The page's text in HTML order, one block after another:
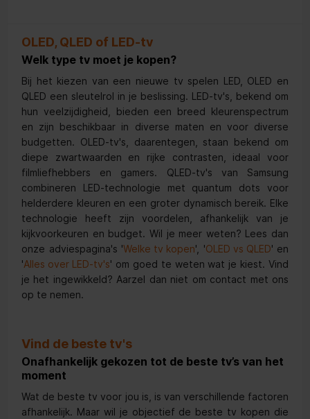
OLED, QLED of LED-tv
Welk type tv moet je kopen?
Bij het kiezen van een nieuwe tv spelen LED, OLED en
QLED een sleutelrol in je beslissing. LED-tv's, bekend om
hun veelzijdigheid, bieden een breed kleurenspectrum
en zijn beschikbaar in diverse maten en voor diverse
budgetten. OLED-tv's, daarentegen, staan bekend om
diepe zwartwaarden en rijke contrasten, ideaal voor
filmliefhebbers en gamers. QLED-tv's van Samsung
combineren LED-technologie met quantum dots voor
helderdere kleuren en een groter dynamisch bereik. Elke
technologie heeft zijn voordelen, afhankelijk van je
kijkvoorkeuren en budget. Wil je meer weten? Lees dan
onze adviespagina's 'Welke tv kopen', 'OLED vs QLED' en
'Alles over LED-tv's' om goed te weten wat je kiest. Vind
je het ingewikkeld? Aarzel dan niet om contact met ons
op te nemen.
Vind de beste tv's
Onafhankelijk gekozen tot de beste tv’s van het
moment
Wat de beste tv voor jou is, is van verschillende factoren
afhankelijk. Maar wil je objectief de beste tv kopen die